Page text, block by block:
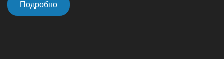
Подробно